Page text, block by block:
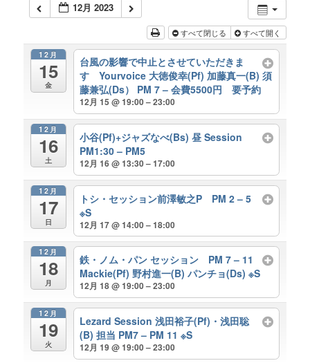
12月 2023
すべて閉じる すべて開く
12月
15
金
台風の影響で中止とさせていただきま
す Yourvoice 大徳俊幸(Pf) 加藤真一(B) 須
藤兼弘(Ds） PM 7 – 会費5500円 要予約
12月 15 @ 19:00 – 23:00
12月
16
土
小谷(Pf)+ジャズなべ(Bs) 昼 Session
PM1:30 – PM5
12月 16 @ 13:30 – 17:00
12月
17
日
トシ・セッション前澤敏之P PM 2 – 5
※S
12月 17 @ 14:00 – 18:00
12月
18
月
鉄・ノム・パン セッション PM 7 – 11
Mackie(Pf) 野村進一(B) パンチョ(Ds) ※S
12月 18 @ 19:00 – 23:00
12月
19
火
Lezard Session 浅田裕子(Pf)・浅田聡
(B) 担当 PM7 – PM 11 ※S
12月 19 @ 19:00 – 23:00